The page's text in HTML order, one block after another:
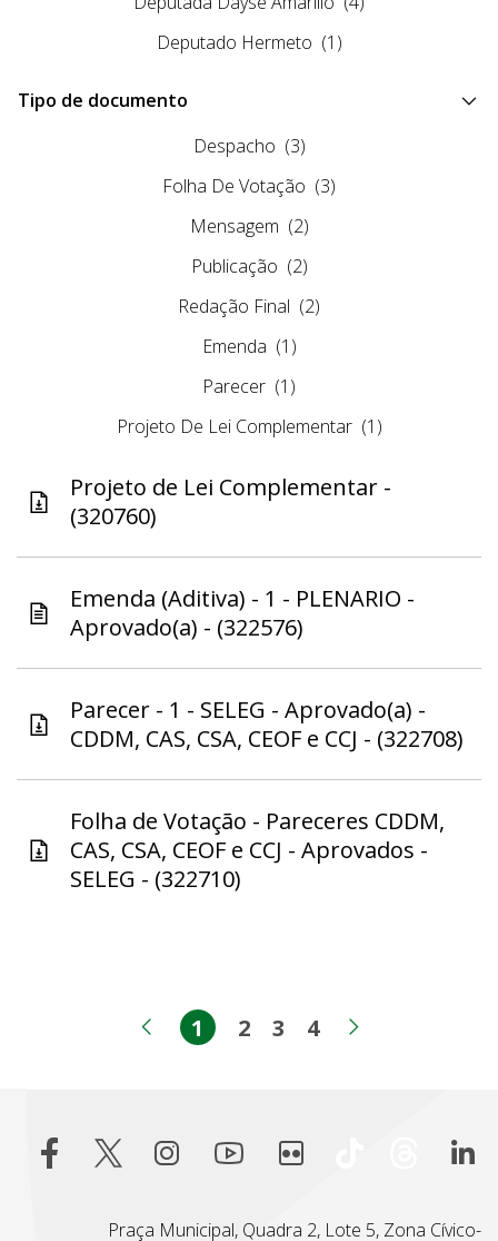
Deputado Hermeto (1)
Tipo de documento
Despacho (3)
Folha De Votação (3)
Mensagem (2)
Publicação (2)
Redação Final (2)
Emenda (1)
Parecer (1)
Projeto De Lei Complementar (1)
Projeto de Lei Complementar -
(320760)
Emenda (Aditiva) - 1 - PLENARIO -
Aprovado(a) - (322576)
Parecer - 1 - SELEG - Aprovado(a) -
CDDM, CAS, CSA, CEOF e CCJ - (322708)
Folha de Votação - Pareceres CDDM,
CAS, CSA, CEOF e CCJ - Aprovados -
SELEG - (322710)
Página anterior
Página
1 Página
2 Página
3 Página
4
Praça Municipal, Quadra 2, Lote 5, Zona Cívico-